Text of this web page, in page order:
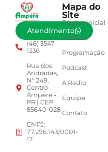
Atendimento
(46) 3547-
1236
Rua dos
Andradas,
Nº 249,
Centro
Ampére -
PR | CEP
85640-028
CNPJ:
77.296.143/0001-
17
Mapa do
Site
Página Inicial
Notícias
Programação
Podcast
A Radio
Equipe
Contato